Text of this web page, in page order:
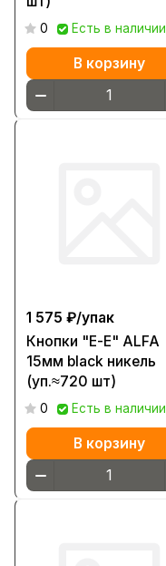
0 Есть в наличии
В корзину
1 575 ₽/упак
Кнопки "Е-Е" ALFA
15мм black никель
(уп.≈720 шт)
0 Есть в наличии
В корзину